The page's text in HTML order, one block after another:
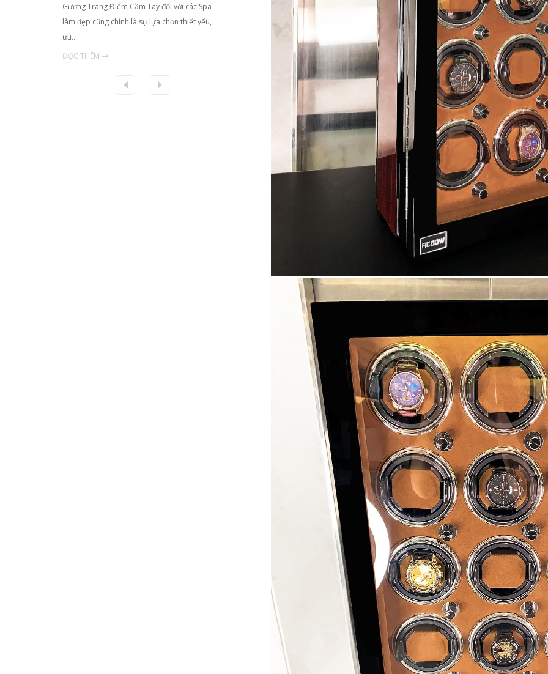
Gương Trang Điểm Cầm Tay đối với các Spa
làm đẹp cũng chính là sự lựa chọn thiết yếu,
ưu…
ĐỌC THÊM
- Với nhu cầu làm đẹp ngày càng nhiều của các
chị em phụ nữ thì việc mỗi cá nhân…
Hãy bảo về những chiếc đồng hồ
bạn bằng Hộp Đựng Đồng Hồ Đeo
cấp.…
ĐỌC THÊM